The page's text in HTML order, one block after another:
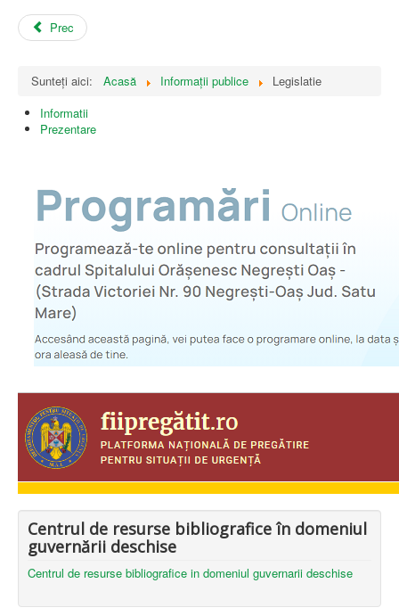
Prec
Sunteți aici: Acasă Informații publice
Legislatie
Informatii
Prezentare
Centrul de resurse bibliografice în domeniul
guvernării deschise
Centrul de resurse bibliografice in domeniul guvernarii deschise